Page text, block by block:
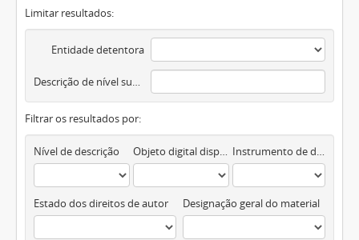
Limitar resultados:
Entidade detentora
Descrição de nível superior
Filtrar os resultados por:
Nível de descrição Objeto digital disponível Instrumento de descrição documental
Estado dos direitos de autor Designação geral do material